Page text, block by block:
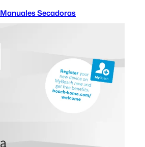
Manuales Secadoras